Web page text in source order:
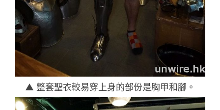
▲ 整套聖衣較易穿上身的部份是胸甲和腳。